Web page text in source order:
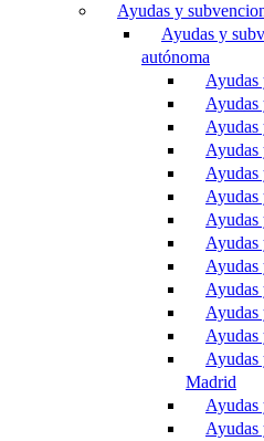
Ayudas y
Ayudas y
autónoma
Ayudas
Ayudas
Ayudas
Ayudas
Ayudas
Ayudas
Ayudas
Ayudas
Ayudas
Ayudas
Ayudas
Ayudas
Ayudas
Madrid
Ayudas
Ayudas